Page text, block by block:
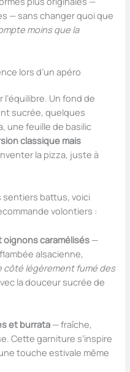
— sans changer quoi que
moins que la
lors d’un apéro
Un fond de
sucrée, quelques
une feuille de basilic
classique mais
la pizza, juste à
sentiers battus, voici
volontiers :
oignons caramélisés —
alsacienne,
côté légèrement fumé des
la douceur sucrée de
et burrata — fraîche,
Cette garniture s’inspire
touche estivale même